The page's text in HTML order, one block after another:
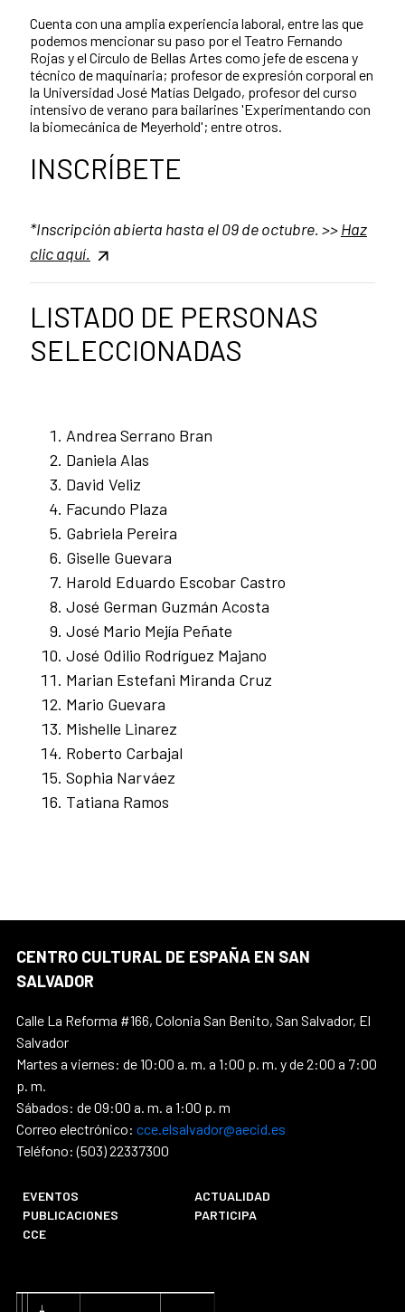
Cuenta con una amplia experiencia laboral, entre las que
podemos mencionar su paso por el Teatro Fernando
Rojas y el Círculo de Bellas Artes como jefe de escena y
técnico de maquinaria; profesor de expresión corporal en
la Universidad José Matías Delgado, profesor del curso
intensivo de verano para bailarines 'Experimentando con
la biomecánica de Meyerhold'; entre otros.
INSCRÍBETE
*Inscripción abierta hasta el 09 de octubre. >>Haz
clic aquí.
LISTADO DE PERSONAS
SELECCIONADAS
Andrea Serrano Bran
Daniela Alas
David Veliz
Facundo Plaza
Gabriela Pereira
Giselle Guevara
Harold Eduardo Escobar Castro
José German Guzmán Acosta
José Mario Mejía Peñate
José Odilio Rodríguez Majano
Marian Estefani Miranda Cruz
Mario Guevara
Mishelle Linarez
Roberto Carbajal
Sophia Narváez
Tatiana Ramos
CENTRO CULTURAL DE ESPAÑA EN SAN
SALVADOR
Calle La Reforma #166, Colonia San Benito, San Salvador, El
Salvador
Martes a viernes: de 10:00 a. m. a 1:00 p. m. y de 2:00 a 7:00
p. m.
Sábados: de 09:00 a. m. a 1:00 p. m
Correo electrónico: cce.elsalvador@aecid.es
Teléfono: (503) 22337300
EVENTOS
ACTUALIDAD
PUBLICACIONES
PARTICIPA
CCE